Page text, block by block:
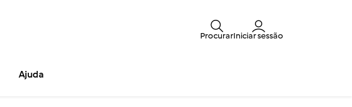
ProcurarIniciar sessão
Ajuda